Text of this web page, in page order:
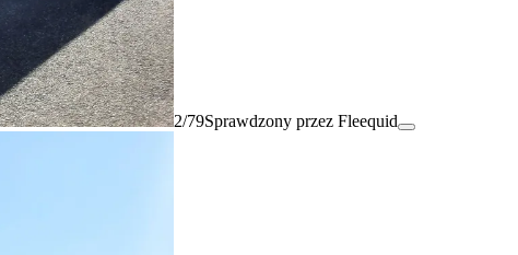
2/79Sprawdzony przez Fleequid